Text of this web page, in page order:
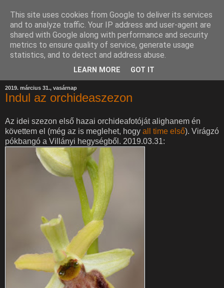
2019. március 31., vasárnap
Indul az orchideaszezon
Az idei szezon első hazai orchideafotóját alighanem én
követtem el (még az is meglehet, hogy all time első). Virágzó
pókbangó a Villányi hegységből. 2019.03.31:
This site uses cookies from Google to deliver its services
and to analyze traffic. Your IP address and user-agent are
shared with Google along with performance and security
metrics to ensure quality of service, generate usage
statistics, and to detect and address abuse.
LEARN MORE GOT IT